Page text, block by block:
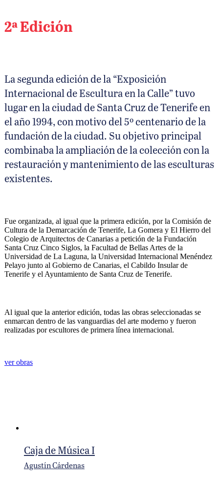
2ª Edición
La segunda edición de la “Exposición
Internacional de Escultura en la Calle” tuvo
lugar en la ciudad de Santa Cruz de Tenerife en
el año 1994, con motivo del 5º centenario de la
fundación de la ciudad. Su objetivo principal
combinaba la ampliación de la colección con la
restauración y mantenimiento de las esculturas
existentes.
Fue organizada, al igual que la primera edición, por la Comisión de
Cultura de la Demarcación de Tenerife, La Gomera y El Hierro del
Colegio de Arquitectos de Canarias a petición de la Fundación
Santa Cruz Cinco Siglos, la Facultad de Bellas Artes de la
Universidad de La Laguna, la Universidad Internacional Menéndez
Pelayo junto al Gobierno de Canarias, el Cabildo Insular de
Tenerife y el Ayuntamiento de Santa Cruz de Tenerife.
Al igual que la anterior edición, todas las obras seleccionadas se
enmarcan dentro de las vanguardias del arte moderno y fueron
realizadas por escultores de primera línea internacional.
ver obras
Caja de Música I
Agustín Cárdenas